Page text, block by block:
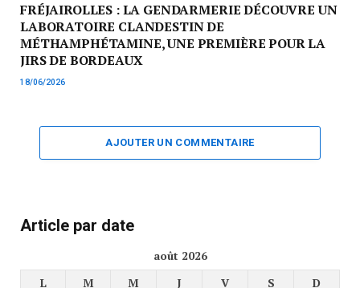
FRÉJAIROLLES : LA GENDARMERIE DÉCOUVRE UN
LABORATOIRE CLANDESTIN DE
MÉTHAMPHÉTAMINE, UNE PREMIÈRE POUR LA
JIRS DE BORDEAUX
18/06/2026
AJOUTER UN COMMENTAIRE
Article par date
août 2026
L
M M J V S D